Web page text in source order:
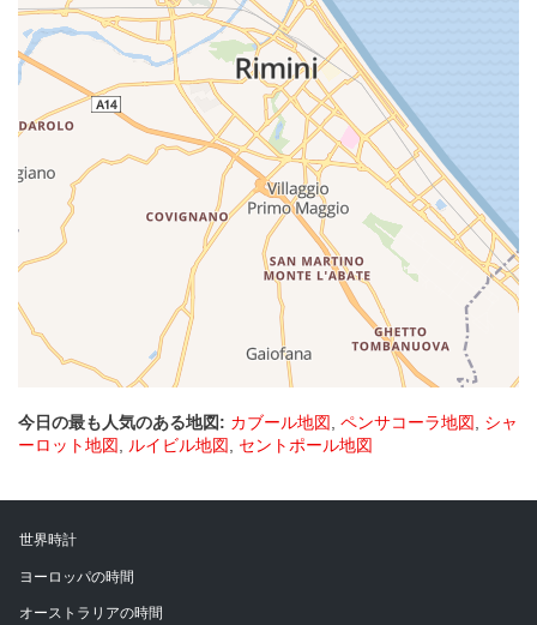
今日の最も人気のある地図: カブール地図, ペンサコーラ地図, シャ
ーロット地図, ルイビル地図, セントポール地図
世界時計
ヨーロッパの時間
オーストラリアの時間